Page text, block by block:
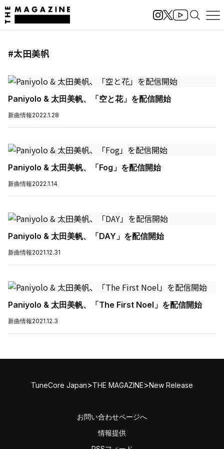
#太田美帆
Paniyolo & 太田美帆、「空と花」を配信開始
新曲情報2022.1.28
Paniyolo & 太田美帆、「Fog」を配信開始
新曲情報2022.1.14
Paniyolo & 太田美帆、「DAY」を配信開始
新曲情報2021.12.31
Paniyolo & 太田美帆、「The First Noel」を配信開始
新曲情報2021.12.3
TuneCore Japan>THE MAGAZINE>New Release
お問い合わせページへ
情報提供